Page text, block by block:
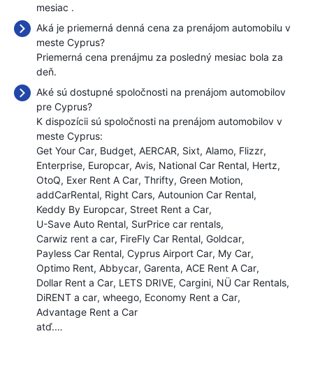
mesiac .
Aká je priemerná denná cena za prenájom automobilu v
meste Cyprus?
Priemerná cena prenájmu za posledný mesiac bola za
deň.
Aké sú dostupné spoločnosti na prenájom automobilov
pre Cyprus?
K dispozícii sú spoločnosti na prenájom automobilov v
meste Cyprus:
Get Your Car Budget AERCAR Sixt Alamo Flizzr
Enterprise Europcar Avis National Car Rental Hertz
OtoQ Exer Rent A Car Thrifty Green Motion
addCarRental Right Cars Autounion Car Rental
Keddy By Europcar Street Rent a Car
U-Save Auto Rental SurPrice car rentals
Carwiz rent a car FireFly Car Rental Goldcar
Payless Car Rental Cyprus Airport Car My Car
Optimo Rent Abbycar Garenta ACE Rent A Car
Dollar Rent a Car LETS DRIVE Cargini NÜ Car Rentals
DiRENT a car wheego Economy Rent a Car
Advantage Rent a Car
atď.…